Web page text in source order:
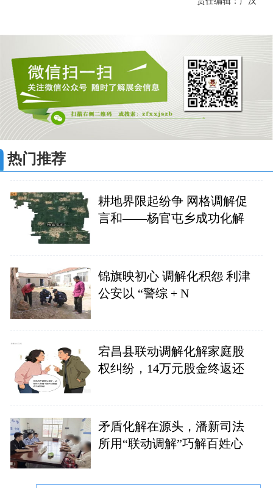
热门推荐
耕地界限起纷争 网格调解促
言和——杨官屯乡成功化解
锦旗映初心 调解化积怨 利津
公安以 “警综 + N
宕昌县联动调解化解家庭股
权纠纷，14万元股金终返还
矛盾化解在源头，潘新司法
所用“联动调解”巧解百姓心